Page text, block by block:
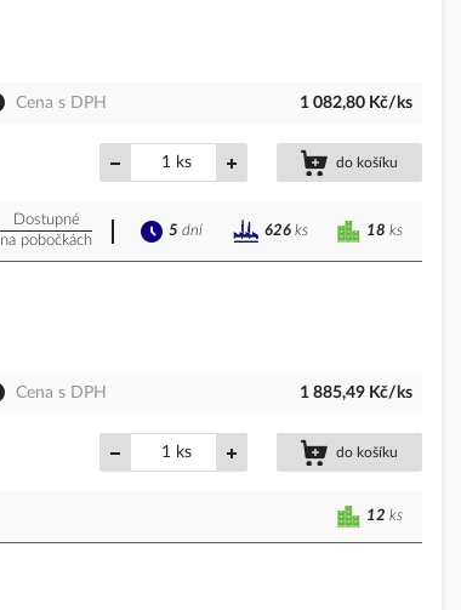
Cena s DPH 1 082,80 Kč/ks
ks do košíku
Dostupné
na pobočkách
18 ks
5 dní 626 ks
Cena s DPH 1 885,49 Kč/ks
ks do košíku
12 ks